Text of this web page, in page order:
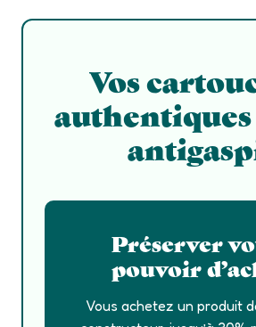
Vos
Préserver
pouvoir
Vous achetez un produit